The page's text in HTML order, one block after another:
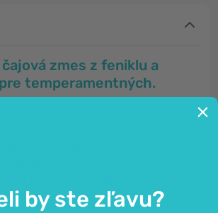
zmes z feniklu a
temperamentných.
by ste zľavu?